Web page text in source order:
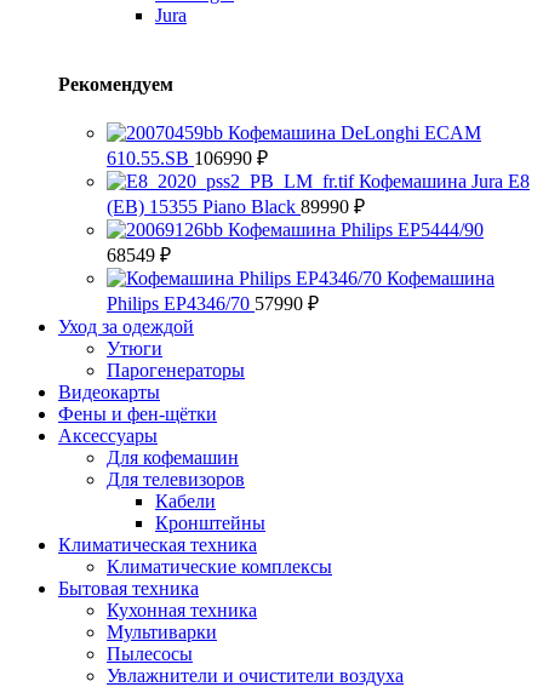
Jura
Рекомендуем
Кофемашина DeLonghi ECAM
610.55.SB 106990 ₽
Кофемашина Jura E8
(EB) 15355 Piano Black 89990 ₽
Кофемашина Philips EP5444/90
68549 ₽
Кофемашина
Philips EP4346/70 57990 ₽
Уход за одеждой
Утюги
Парогенераторы
Видеокарты
Фены и фен-щётки
Аксессуары
Для кофемашин
Для телевизоров
Кабели
Кронштейны
Климатическая техника
Климатические комплексы
Бытовая техника
Кухонная техника
Мультиварки
Пылесосы
Увлажнители и очистители воздуха